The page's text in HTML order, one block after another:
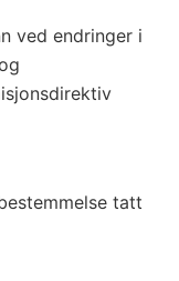
ved endringer i
tatt